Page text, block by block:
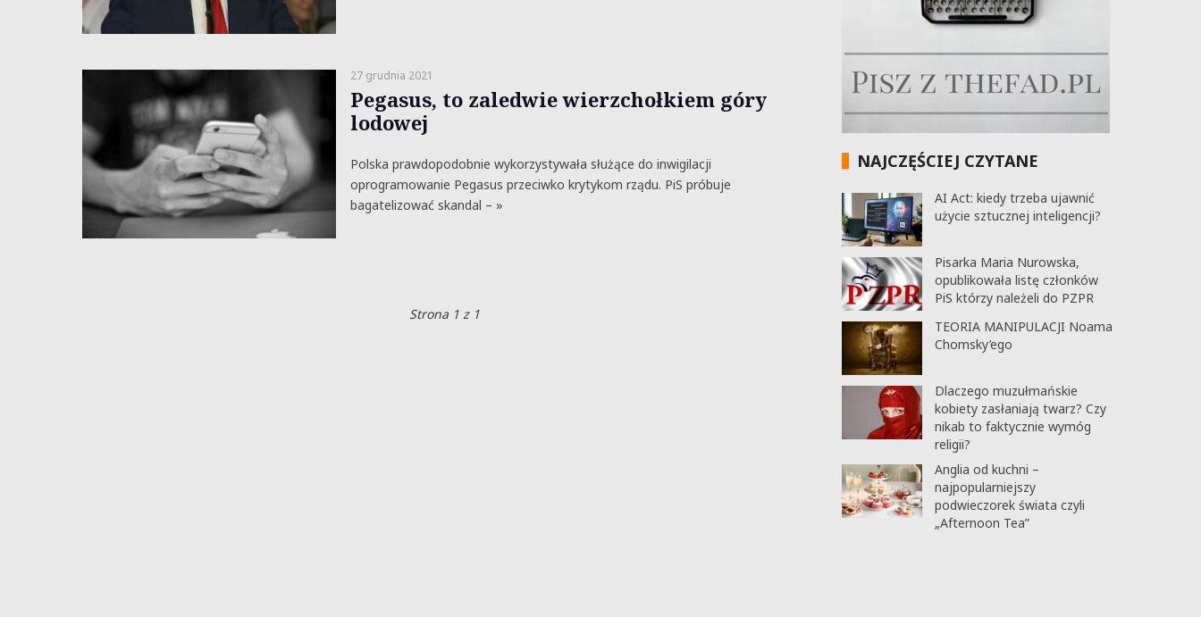
27 grudnia 2021
Pegasus, to zaledwie wierzchołkiem góry
lodowej
Polska prawdopodobnie wykorzystywała służące do inwigilacji
oprogramowanie Pegasus przeciwko krytykom rządu. PiS próbuje
bagatelizować skandal – »
Strona 1 z 1
NAJCZĘŚCIEJ CZYTANE
AI Act: kiedy trzeba ujawnić
użycie sztucznej inteligencji?
Pisarka Maria Nurowska,
opublikowała listę członków
PiS którzy należeli do PZPR
TEORIA MANIPULACJI Noama
Chomsky’ego
Dlaczego muzułmańskie
kobiety zasłaniają twarz? Czy
nikab to faktycznie wymóg
religii?
Anglia od kuchni –
najpopularniejszy
podwieczorek świata czyli
„Afternoon Tea”